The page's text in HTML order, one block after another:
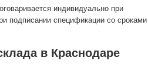
индивидуально при
подписании спецификации со сроками
в Краснодаре